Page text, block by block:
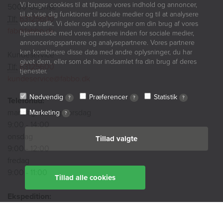
Vi bruger cookies til at tilpasse vores indhold og annoncer,
til at vise dig funktioner til sociale medier og til at analysere
vores trafik. Vi deler også oplysninger om din brug af vores
hjemmeside med vores partnere inden for sociale medier,
annonceringspartnere og analysepartnere. Vores partnere
kan kombinere disse data med andre oplysninger, du har
givet dem, eller som de har indsamlet fra din brug af deres
tjenester.
Nødvendig ? Præferencer ? Statistik ?
Marketing ?
Tillad valgte
Tillad alle cookies
5000 Odense
63125600
fab@fabbo.dk
Kundeservice
63125600
Telefontid:
mandag, tirsdag, torsdag
9:00 - 14:00
9:00 - 12:00